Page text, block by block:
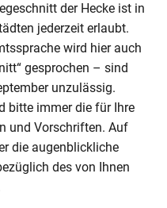
der Hecke ist in
jederzeit erlaubt.
wird hier auch
gesprochen – sind
unzulässig.
bitte immer die für Ihre
und Vorschriften. Auf
die augenblickliche
des von Ihnen